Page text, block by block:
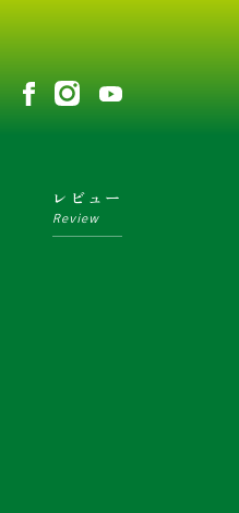
レビュー
Review